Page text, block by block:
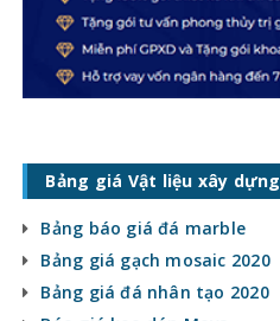
Bảng giá Vật liệu xây dựng
Bảng báo giá đá marble
Bảng giá gạch mosaic 2020
Bảng giá đá nhân tạo 2020